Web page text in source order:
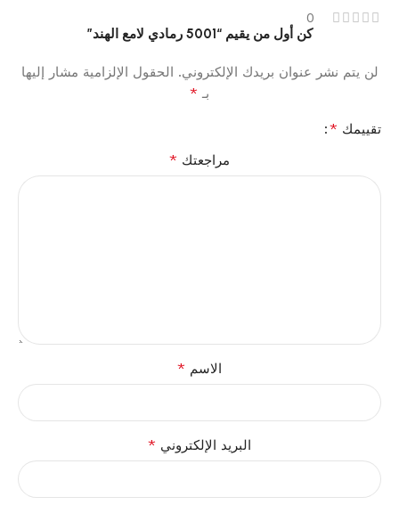
0
كن أول من يقيم “5001 رمادي لامع الهند”
لن يتم نشر عنوان بريدك الإلكتروني. الحقول الإلزامية مشار إليها
بـ *
تقييمك *
مراجعتك *
الاسم *
البريد الإلكتروني *